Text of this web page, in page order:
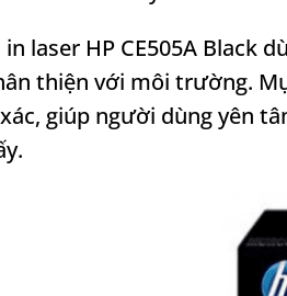
laser HP CE505A Black
thiện với môi trường.
giúp người dùng yên